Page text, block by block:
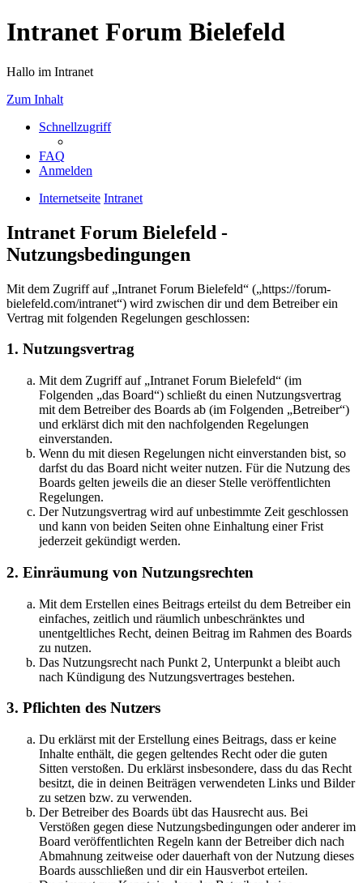
Intranet Forum Bielefeld
Hallo im Intranet
Zum Inhalt
Schnellzugriff
FAQ
Anmelden
Internetseite Intranet
Intranet Forum Bielefeld -
Nutzungsbedingungen
Mit dem Zugriff auf „Intranet Forum Bielefeld“ („https://forum-
bielefeld.com/intranet“) wird zwischen dir und dem Betreiber ein
Vertrag mit folgenden Regelungen geschlossen:
1. Nutzungsvertrag
Mit dem Zugriff auf „Intranet Forum Bielefeld“ (im
Folgenden „das Board“) schließt du einen Nutzungsvertrag
mit dem Betreiber des Boards ab (im Folgenden „Betreiber“)
und erklärst dich mit den nachfolgenden Regelungen
einverstanden.
Wenn du mit diesen Regelungen nicht einverstanden bist, so
darfst du das Board nicht weiter nutzen. Für die Nutzung des
Boards gelten jeweils die an dieser Stelle veröffentlichten
Regelungen.
Der Nutzungsvertrag wird auf unbestimmte Zeit geschlossen
und kann von beiden Seiten ohne Einhaltung einer Frist
jederzeit gekündigt werden.
2. Einräumung von Nutzungsrechten
Mit dem Erstellen eines Beitrags erteilst du dem Betreiber ein
einfaches, zeitlich und räumlich unbeschränktes und
unentgeltliches Recht, deinen Beitrag im Rahmen des Boards
zu nutzen.
Das Nutzungsrecht nach Punkt 2, Unterpunkt a bleibt auch
nach Kündigung des Nutzungsvertrages bestehen.
3. Pflichten des Nutzers
Du erklärst mit der Erstellung eines Beitrags, dass er keine
Inhalte enthält, die gegen geltendes Recht oder die guten
Sitten verstoßen. Du erklärst insbesondere, dass du das Recht
besitzt, die in deinen Beiträgen verwendeten Links und Bilder
zu setzen bzw. zu verwenden.
Der Betreiber des Boards übt das Hausrecht aus. Bei
Verstößen gegen diese Nutzungsbedingungen oder anderer im
Board veröffentlichten Regeln kann der Betreiber dich nach
Abmahnung zeitweise oder dauerhaft von der Nutzung dieses
Boards ausschließen und dir ein Hausverbot erteilen.